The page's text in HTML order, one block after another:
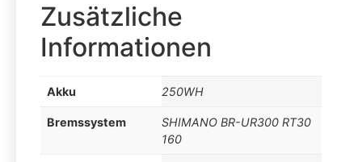
Zusätzliche
Informationen
Akku 250WH
Bremssystem
SHIMANO BR-UR300 RT30
160